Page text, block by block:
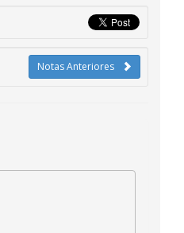
Notas Anteriores